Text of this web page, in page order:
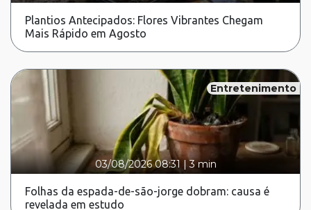
Plantios Antecipados: Flores Vibrantes Chegam
Mais Rápido em Agosto
Entretenimento
03/08/2026 08:31 |3 min
Folhas da espada-de-são-jorge dobram: causa é
revelada em estudo